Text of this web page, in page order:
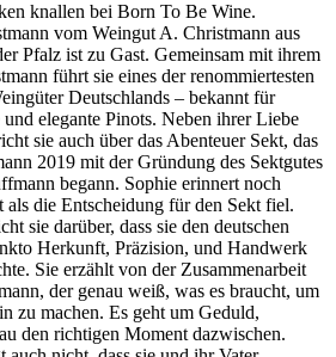
knallen bei Born To Be Wine.
vom Weingut A. Christmann aus
Pfalz ist zu Gast. Gemeinsam mit ihrem
führt sie eines der renommiertesten
Deutschlands – bekannt für
elegante Pinots. Neben ihrer Liebe
sie auch über das Abenteuer Sekt, das
2019 mit der Gründung des Sektgutes
begann. Sophie erinnert noch
als die Entscheidung für den Sekt fiel.
sie darüber, dass sie den deutschen
Herkunft, Präzision, und Handwerk
Sie erzählt von der Zusammenarbeit
der genau weiß, was es braucht, um
zu machen. Es geht um Geduld,
den richtigen Moment dazwischen.